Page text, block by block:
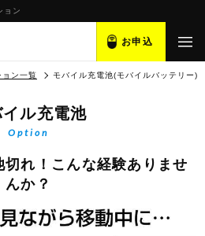
ョン
お申込
ョン一覧 モバイル充電池(モバイルバッテリー)
ル充電池
Option
れ！こんな経験ありませ
んか？